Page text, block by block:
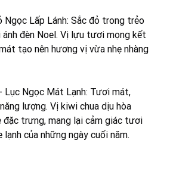
Lấp Lánh: Sắc đỏ trong trẻo
đèn Noel. Vị lựu tươi mọng kết
tạo nên hương vị vừa nhẹ nhàng
Lục Ngọc Mát Lạnh: Tươi mát,
lượng. Vị kiwi chua dịu hòa
đặc trưng, mang lại cảm giác tươi
của những ngày cuối năm.